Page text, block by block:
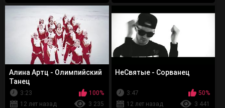
Алина Артц - Олимпийский
Танец
3:23
100%
12 лет назад
3 235
НеСвятые - Сорванец
3:47
50%
12 лет назад
3 441